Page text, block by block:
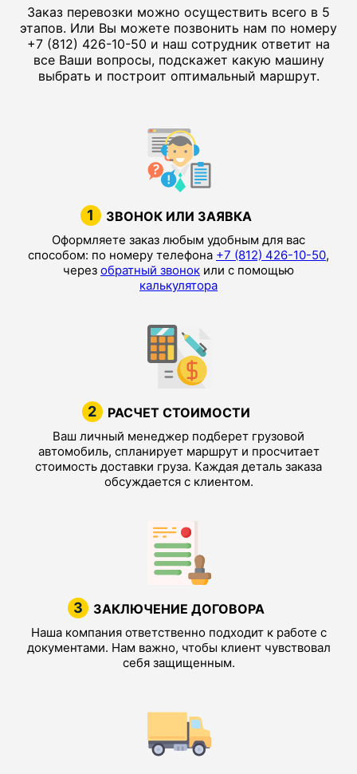
Заказ перевозки можно осуществить всего в 5
этапов. Или Вы можете позвонить нам по номеру
+7 (812) 426-10-50 и наш сотрудник ответит на
все Ваши вопросы, подскажет какую машину
выбрать и построит оптимальный маршрут.
1 ЗВОНОК ИЛИ ЗАЯВКА
Оформляете заказ любым удобным для вас
способом: по номеру телефона +7 (812) 426-10-50,
через обратный звонок или с помощью
калькулятора
2 РАСЧЕТ СТОИМОСТИ
Ваш личный менеджер подберет грузовой
автомобиль, спланирует маршрут и просчитает
стоимость доставки груза. Каждая деталь заказа
обсуждается с клиентом.
3 ЗАКЛЮЧЕНИЕ ДОГОВОРА
Наша компания ответственно подходит к работе с
документами. Нам важно, чтобы клиент чувствовал
себя защищенным.